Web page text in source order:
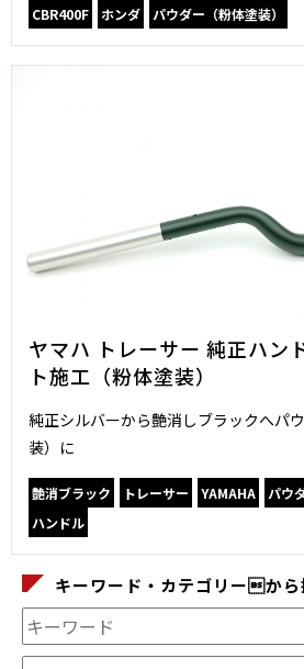
CBR400F ホンダ パウダー（粉体塗装）
ヤマハ トレーサー 純正ハン
ト施工（粉体塗装）
純正シルバーから艶消しブラックへパ
装）に
艶消ブラック トレーサー YAMAHA
パウ
ハンドル
キーワード・カテゴリーから